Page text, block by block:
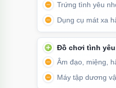
🌟 Dễ sử dụng –
Vật liệu co giãn tốt,
Trứng tình yêu
Dụng cụ mát xa
Đồ chơi tình yêu
Âm đạo, miệng,
Máy tập dương